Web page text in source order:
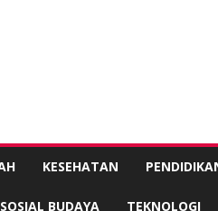
KESEHATAN
SOSIAL BUDAYA TEKNOLOGI